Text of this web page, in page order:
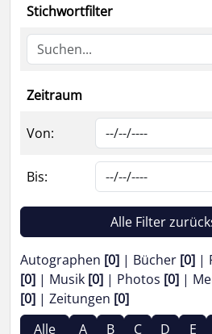
Stichwortfilter
Zeitraum
Von:
Bis:
Alle Filter
Autographen [0] Bücher [0]
[0]
Musik [0] Photos [0]
[0]
Zeitungen [0]
Alle
A B C D E